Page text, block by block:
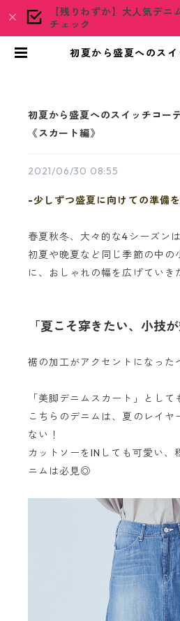
【残りわずか】大人気デ
チェック
初夏から盛夏へのス
初夏から盛夏へのスイッチコー
《スカート編》
2021/06/30 08:55
-少しずつ盛夏に向けての準備
春夏秋冬、大々的な4シーズンは
初夏や晩夏など同じ季節の中の
に、おしゃれの幅を広げていき
「夏こそ穿きたい、小技
裾の加工がアクセントになった
「美脚デニムスカート」とし
こちらのデニムは、夏のレイヤ
ない！
カットソーをINしても可愛い、
ニムは必見◎